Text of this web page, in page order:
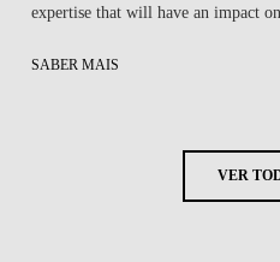
expertise that will have an impact
SABER MAIS
VER